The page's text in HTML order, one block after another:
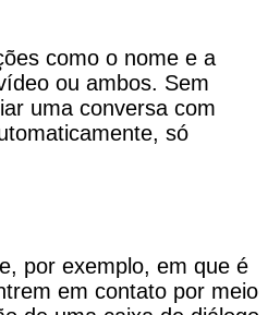
como o nome e a
ou ambos. Sem
uma conversa com
só
por exemplo, em que é
em contato por meio